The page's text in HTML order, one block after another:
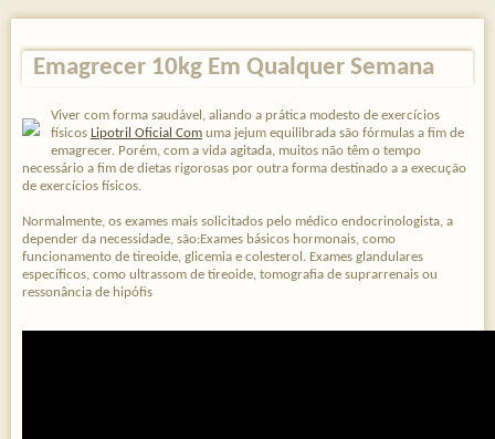
Emagrecer 10kg Em Qualquer Semana
Viver com forma saudável, aliando a prática modesto de exercícios
físicos Lipotril Oficial Com uma jejum equilibrada são fórmulas a fim de
emagrecer. Porém, com a vida agitada, muitos não têm o tempo
necessário a fim de dietas rigorosas por outra forma destinado a a execução
de exercícios físicos.
Normalmente, os exames mais solicitados pelo médico endocrinologista, a
depender da necessidade, são:Exames básicos hormonais, como
funcionamento de tireoide, glicemia e colesterol. Exames glandulares
específicos, como ultrassom de tireoide, tomografia de suprarrenais ou
ressonância de hipófis